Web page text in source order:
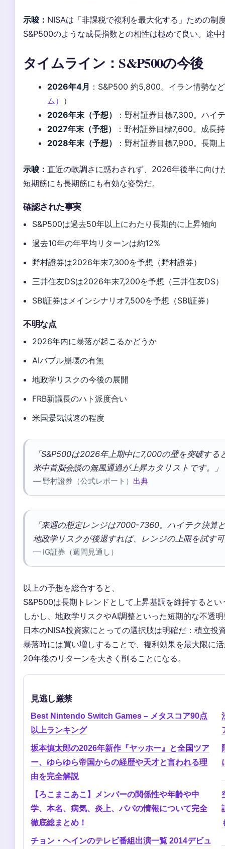
示唆： NISAは「非課税で複利を最大化する」ための制
S&P500のような成長指数との相性は極めて良い。途
タイムライン：S&P500の今後
2026年4月 ：S&P500 約5,800。イラン情勢な
ム） ）
2026年末（予想）
：野村証券目標7,300。ハイ
2027年末（予想）
：野村証券目標7,600。成長
2028年末（予想）
：野村証券目標7,900。長期
示唆： 直近の軟調さに惑わされず、2026年後半に向け
短期筋にも長期筋にも有効な姿勢だ。
確認された事実
S&P500は過去50年以上にわたり長期的に上昇傾向
過去10年の年平均リターンは約12%
野村證券は2026年末7,300を予想（野村證券）
三井住友DSは2026年末7,200を予想（三井住友DS）
SBI証券はメインシナリオ7,500を予想（SBI証券）
不明な点
2026年内に暴落が起こるかどうか
AIバブル崩壊の有無
地政学リスクの今後の展開
FRB新議長のハト派度合い
米国景気減速の程度
「S&P500は2026年上期中に7,000の壁を突破す
米中首脳会談の無風通過が上昇カタリストです。」
— 野村證券（公式レポート） 出典
「来週の想定レンジは7000-7360。ハイテク決算
地政学リスクが後退すれば、レンジの上限を試す
— IG証券（週間見通し）
以上の予想を総合すると、
S&P500は長期トレンドとして上昇基調を維持すると
しかし、地政学リスクやAI調整といった短期的な不透
日本のNISA投資家にとっての選択肢は明確だ：積立投
暴落時には買い増しすることで、複利効果を最大限に
20年後のリターンを大きく削ることになる。
見逃し厳禁
Best Nintendo Switch Games – メタスコア90点
以上ランキング
坂本慎太郎の2026年新作『ヤッホー』と全国ツア
ー、ゆらゆら帝国からの経歴や天才と言われる理
由を完全解説
【ろこまこあこ】メンバーの関係性や年齢や中
学、本名、病気、炎上、パパの情報について完全
徹底総まとめ！
チョン・ヘインのテレビ番組出演一覧 2014デビュ